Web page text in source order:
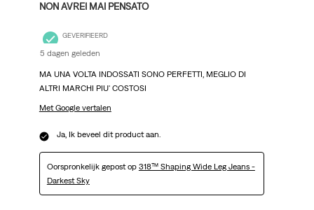
NON AVREI MAI PENSATO
GEVERIFIEERD
5 dagen geleden
MA UNA VOLTA INDOSSATI SONO PERFETTI, MEGLIO DI
ALTRI MARCHI PIU' COSTOSI
Met Google vertalen
Ja, Ik beveel dit product aan.
Oorspronkelijk gepost op 318™ Shaping Wide Leg Jeans -
Darkest Sky